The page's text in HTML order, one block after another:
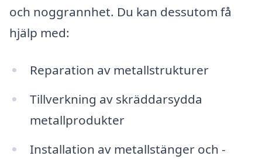
och noggrannhet. Du kan dessutom få
hjälp med:
Reparation av metallstrukturer
Tillverkning av skräddarsydda
metallprodukter
Installation av metallstänger och -